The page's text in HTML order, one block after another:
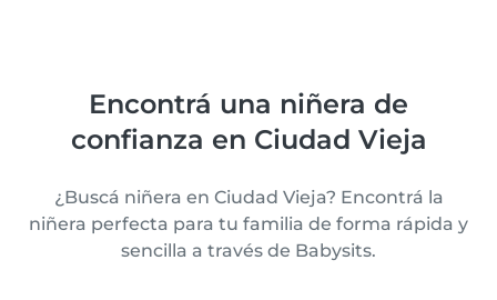
Encontrá una niñera de
confianza en Ciudad Vieja
¿Buscá niñera en Ciudad Vieja? Encontrá la
niñera perfecta para tu familia de forma rápida y
sencilla a través de Babysits.